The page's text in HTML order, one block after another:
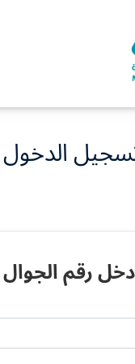
الدخول
رقم الجوال